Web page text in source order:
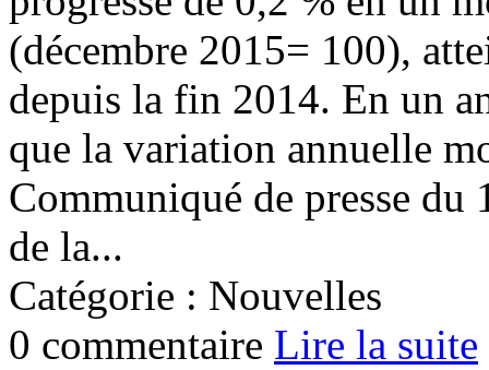
(décembre 2015= 100),
depuis la fin 2014. En un
que la variation annuelle
Communiqué de presse
de la...
Catégorie : Nouvelles
0 commentaire Lire la suite